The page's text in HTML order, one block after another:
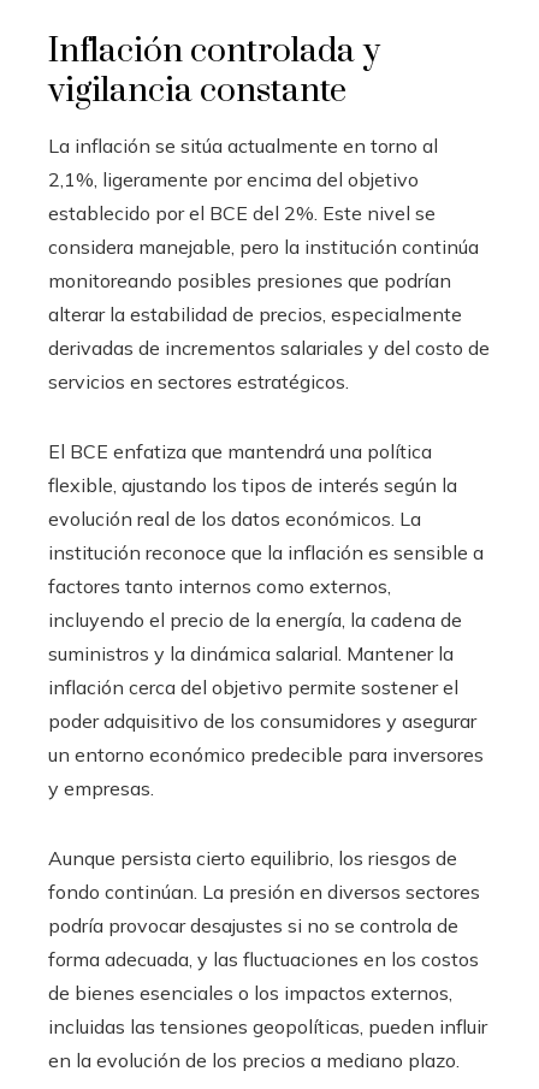
Inflación controlada y
vigilancia constante
La inflación se sitúa actualmente en torno al
2,1%, ligeramente por encima del objetivo
establecido por el BCE del 2%. Este nivel se
considera manejable, pero la institución continúa
monitoreando posibles presiones que podrían
alterar la estabilidad de precios, especialmente
derivadas de incrementos salariales y del costo de
servicios en sectores estratégicos.
El BCE enfatiza que mantendrá una política
flexible, ajustando los tipos de interés según la
evolución real de los datos económicos. La
institución reconoce que la inflación es sensible a
factores tanto internos como externos,
incluyendo el precio de la energía, la cadena de
suministros y la dinámica salarial. Mantener la
inflación cerca del objetivo permite sostener el
poder adquisitivo de los consumidores y asegurar
un entorno económico predecible para inversores
y empresas.
Aunque persista cierto equilibrio, los riesgos de
fondo continúan. La presión en diversos sectores
podría provocar desajustes si no se controla de
forma adecuada, y las fluctuaciones en los costos
de bienes esenciales o los impactos externos,
incluidas las tensiones geopolíticas, pueden influir
en la evolución de los precios a mediano plazo.